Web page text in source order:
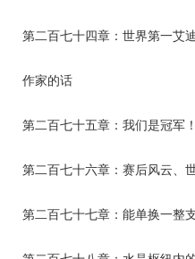
第二百七十四章：世界第一艾
作家的话
第二百七十五章：我们是冠军
第二百七十六章：赛后风云、
第二百七十七章：能单换一整